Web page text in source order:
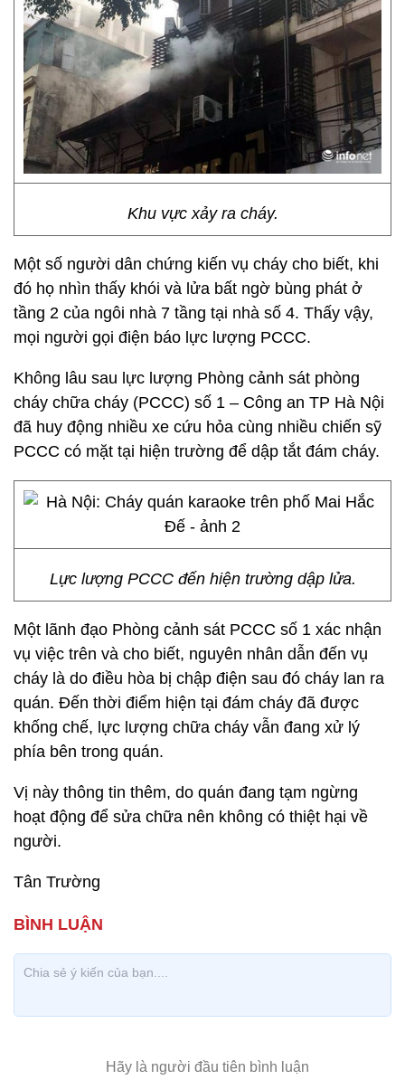
Khu vực xảy ra cháy.
Một số người dân chứng kiến vụ cháy cho biết, khi
đó họ nhìn thấy khói và lửa bất ngờ bùng phát ở
tầng 2 của ngôi nhà 7 tầng tại nhà số 4. Thấy vậy,
mọi người gọi điện báo lực lượng PCCC.
Không lâu sau lực lượng Phòng cảnh sát phòng
cháy chữa cháy (PCCC) số 1 – Công an TP Hà Nội
đã huy động nhiều xe cứu hỏa cùng nhiều chiến sỹ
PCCC có mặt tại hiện trường để dập tắt đám cháy.
Lực lượng PCCC đến hiện trường dập lửa.
Một lãnh đạo Phòng cảnh sát PCCC số 1 xác nhận
vụ việc trên và cho biết, nguyên nhân dẫn đến vụ
cháy là do điều hòa bị chập điện sau đó cháy lan ra
quán. Đến thời điểm hiện tại đám cháy đã được
khống chế, lực lượng chữa cháy vẫn đang xử lý
phía bên trong quán.
Vị này thông tin thêm, do quán đang tạm ngừng
hoạt động để sửa chữa nên không có thiệt hại về
người.
Tân Trường